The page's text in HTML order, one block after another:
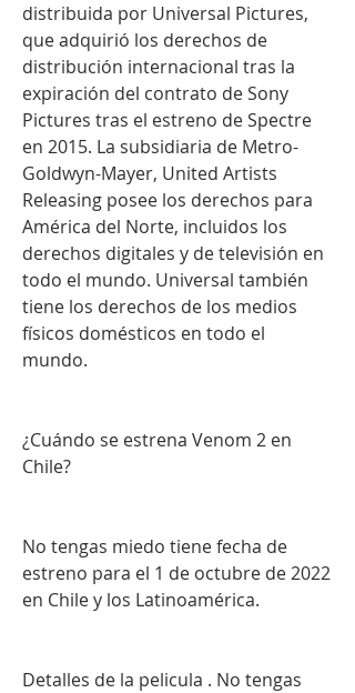
distribuida por Universal Pictures,
que adquirió los derechos de
distribución internacional tras la
expiración del contrato de Sony
Pictures tras el estreno de Spectre
en 2015. La subsidiaria de Metro-
Goldwyn-Mayer, United Artists
Releasing posee los derechos para
América del Norte, incluidos los
derechos digitales y de televisión en
todo el mundo. Universal también
tiene los derechos de los medios
físicos domésticos en todo el
mundo.
¿Cuándo se estrena Venom 2 en
Chile?
No tengas miedo tiene fecha de
estreno para el 1 de octubre de 2022
en Chile y los Latinoamérica.
Detalles de la pelicula . No tengas